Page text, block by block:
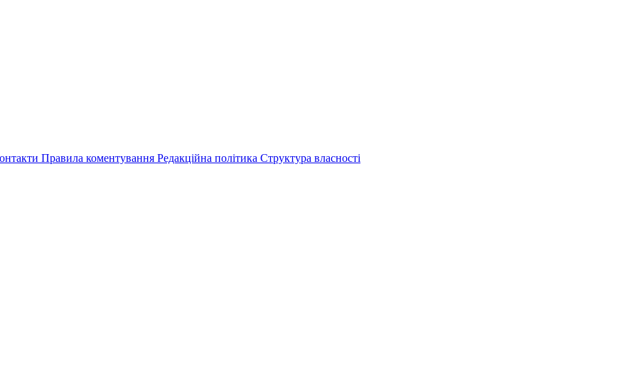
Правила коментування Редакційна політика Структура власності